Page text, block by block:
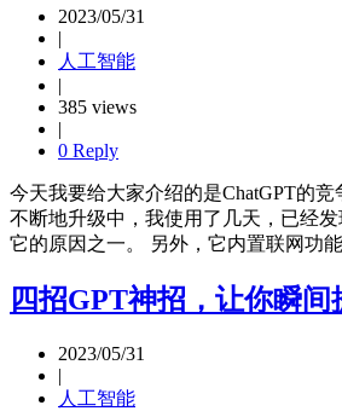
2023/05/31
|
人工智能
|
385 views
|
0 Reply
今天我要给大家介绍的是ChatGPT的
不断地升级中，我使用了几天，已经
它的原因之一。 另外，它内置联网功
四招GPT神招，让你瞬间
2023/05/31
|
人工智能